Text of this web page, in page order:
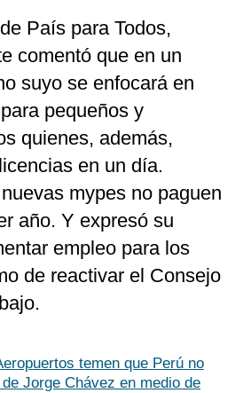
País para Todos,
comentó que en un
suyo se enfocará en
pequeños y
quienes, además,
en un día.
mypes no paguen
año. Y expresó su
empleo para los
de reactivar el Consejo
temen que Perú no
Jorge Chávez en medio de